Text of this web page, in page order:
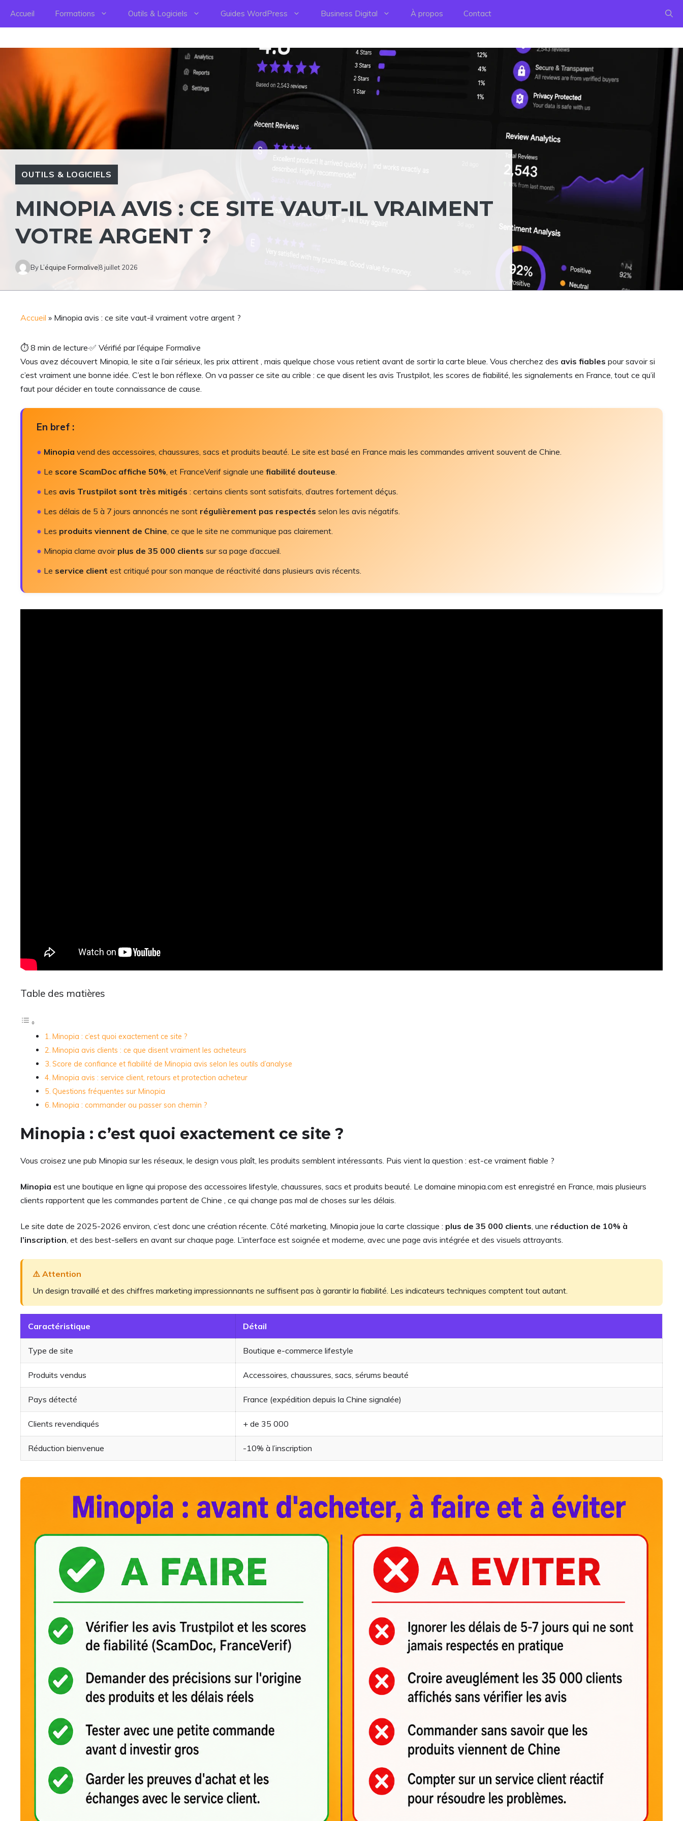
Accueil Formations Outils & Logiciels Guides WordPress Business Digital À propos Contact
OUTILS & LOGICIELS
MINOPIA AVIS : CE SITE VAUT-IL VRAIMENT
VOTRE ARGENT ?
ByL’équipe Formalive8 juillet 2026
Accueil » Minopia avis : ce site vaut-il vraiment votre argent ?
⏱ 8 min de lecture·✅ Vérifié par l’équipe Formalive
Vous avez découvert Minopia, le site a l’air sérieux, les prix attirent , mais quelque chose vous retient avant de sortir la carte bleue. Vous cherchez des avis fiables pour savoir si
c’est vraiment une bonne idée. C’est le bon réflexe. On va passer ce site au crible : ce que disent les avis Trustpilot, les scores de fiabilité, les signalements en France, tout ce qu’il
faut pour décider en toute connaissance de cause.
En bref :
● Minopia vend des accessoires, chaussures, sacs et produits beauté. Le site est basé en France mais les commandes arrivent souvent de Chine.
● Le score ScamDoc affiche 50%, et FranceVerif signale une fiabilité douteuse.
● Les avis Trustpilot sont très mitigés : certains clients sont satisfaits, d’autres fortement déçus.
● Les délais de 5 à 7 jours annoncés ne sont régulièrement pas respectés selon les avis négatifs.
● Les produits viennent de Chine, ce que le site ne communique pas clairement.
● Minopia clame avoir plus de 35 000 clients sur sa page d’accueil.
● Le service client est critiqué pour son manque de réactivité dans plusieurs avis récents.
Table des matières
Minopia : c’est quoi exactement ce site ?
Minopia avis clients : ce que disent vraiment les acheteurs
Score de confiance et fiabilité de Minopia avis selon les outils d’analyse
Minopia avis : service client, retours et protection acheteur
Questions fréquentes sur Minopia
Minopia : commander ou passer son chemin ?
Minopia : c’est quoi exactement ce site ?
Vous croisez une pub Minopia sur les réseaux, le design vous plaît, les produits semblent intéressants. Puis vient la question : est-ce vraiment fiable ?
Minopia est une boutique en ligne qui propose des accessoires lifestyle, chaussures, sacs et produits beauté. Le domaine minopia.com est enregistré en France, mais plusieurs
clients rapportent que les commandes partent de Chine , ce qui change pas mal de choses sur les délais.
Le site date de 2025-2026 environ, c’est donc une création récente. Côté marketing, Minopia joue la carte classique : plus de 35 000 clients , une réduction de 10% à
l’inscription , et des best-sellers en avant sur chaque page. L’interface est soignée et moderne, avec une page avis intégrée et des visuels attrayants.
⚠️ Attention
Un design travaillé et des chiffres marketing impressionnants ne suffisent pas à garantir la fiabilité. Les indicateurs techniques comptent tout autant.
Caractéristique Détail
Type de site Boutique e-commerce lifestyle
Produits vendus Accessoires, chaussures, sacs, sérums beauté
Pays détecté France (expédition depuis la Chine signalée)
Clients revendiqués + de 35 000
Réduction bienvenue -10% à l’inscription